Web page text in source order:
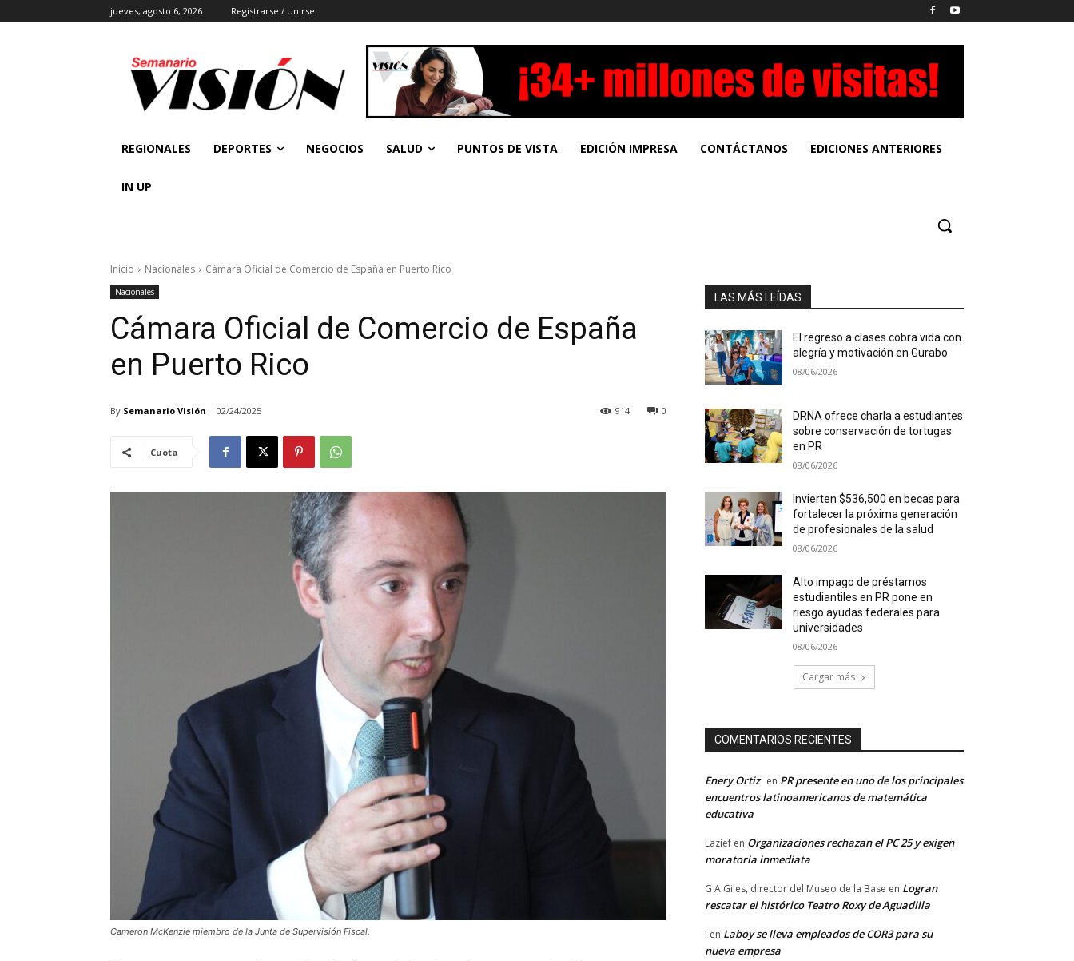
jueves, agosto 6, 2026 Registrarse / Unirse
REGIONALES DEPORTES NEGOCIOS SALUD PUNTOS DE VISTA EDICIÓN IMPRESA CONTÁCTANOS EDICIONES ANTERIORES
IN UP
Inicio Nacionales Cámara Oficial de Comercio de España en Puerto Rico
Nacionales
Cámara Oficial de Comercio de España
en Puerto Rico
By Semanario Visión 02/24/2025 0
914
Cuota
Cameron McKenzie miembro de la Junta de Supervisión Fiscal.
LAS MÁS LEÍDAS
El regreso a clases cobra vida con
alegría y motivación en Gurabo
08/06/2026
DRNA ofrece charla a estudiantes
sobre conservación de tortugas
en PR
08/06/2026
Invierten $536,500 en becas para
fortalecer la próxima generación
de profesionales de la salud
08/06/2026
Alto impago de préstamos
estudiantiles en PR pone en
riesgo ayudas federales para
universidades
08/06/2026
Cargar más
COMENTARIOS RECIENTES
Enery Ortiz en PR presente en uno de los principales
encuentros latinoamericanos de matemática
educativa
Lazief en Organizaciones rechazan el PC 25 y exigen
moratoria inmediata
G A Giles, director del Museo de la Base en Logran
rescatar el histórico Teatro Roxy de Aguadilla
I en Laboy se lleva empleados de COR3 para su
nueva empresa